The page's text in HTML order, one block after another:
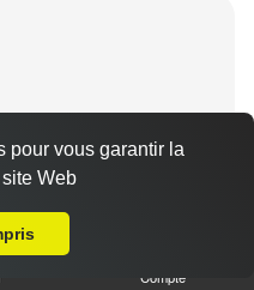
carottes
Compte
pour vous garantir la
Web